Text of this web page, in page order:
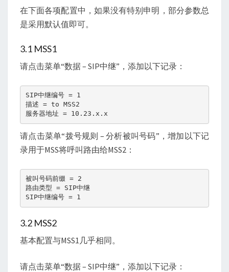
在下面各项配置中，如果没有特别申明，部分参数总
是采用默认值即可。
3.1 MSS1
请点击菜单“数据 – SIP中继”，添加以下记录：
SIP中继编号 = 1
描述 = to MSS2
服务器地址 = 10.23.x.x
请点击菜单“拨号规则 – 分析被叫号码”，增加以下记
录用于MSS将呼叫路由给MSS2：
被叫号码前缀 = 2
路由类型 = SIP中继
SIP中继编号 = 1
3.2 MSS2
基本配置与MSS1几乎相同。
请点击菜单“数据 – SIP中继”，添加以下记录：